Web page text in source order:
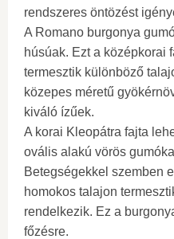
rendszeres öntözést
A Romano burgonya
húsúak. Ezt a középkorai
termesztik különböző
közepes méretű
kiváló ízűek.
A korai Kleopátra fajta
ovális alakú vörös
Betegségekkel szemben
homokos talajon
rendelkezik. Ez a
főzésre.